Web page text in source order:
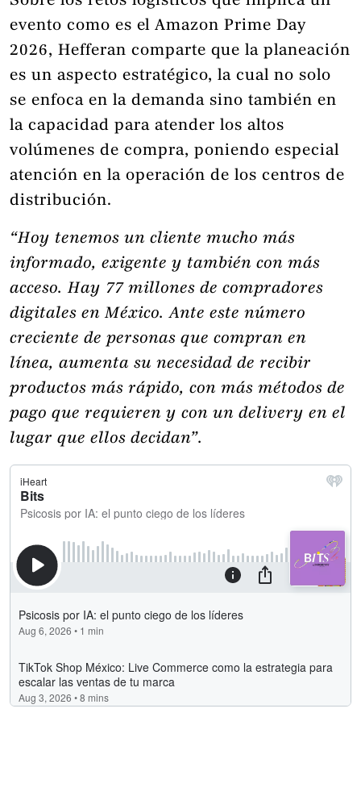
evento como es el Amazon Prime Day
2026, Hefferan comparte que la planeación
es un aspecto estratégico, la cual no solo
se enfoca en la demanda sino también en
la capacidad para atender los altos
volúmenes de compra, poniendo especial
atención en la operación de los centros de
distribución.
“Hoy tenemos un cliente mucho más
informado, exigente y también con más
acceso. Hay 77 millones de compradores
digitales en México. Ante este número
creciente de personas que compran en
línea, aumenta su necesidad de recibir
productos más rápido, con más métodos de
pago que requieren y con un delivery en el
lugar que ellos decidan”.